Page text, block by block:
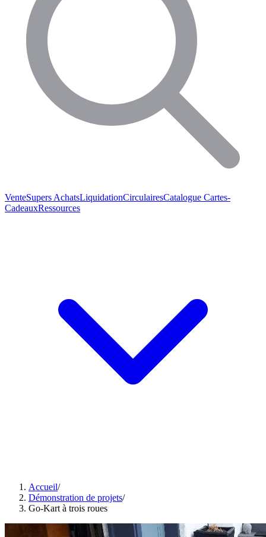
VenteSupers AchatsLiquidationCirculairesCatalogue Cartes-
CadeauxRessources
Accueil/
Démonstration de projets/
Go-Kart à trois roues